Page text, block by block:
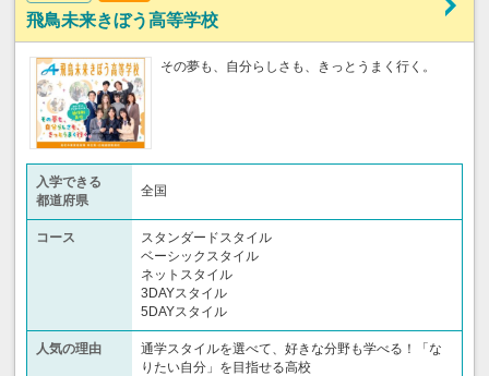
飛鳥未来きぼう高等学校
その夢も、自分らしさも、きっとうまく行く。
入学できる
都道府県
全国
コース
スタンダードスタイル
ベーシックスタイル
ネットスタイル
3DAYスタイル
5DAYスタイル
人気の理由
通学スタイルを選べて、好きな分野も学べる！「な
りたい自分」を目指せる高校